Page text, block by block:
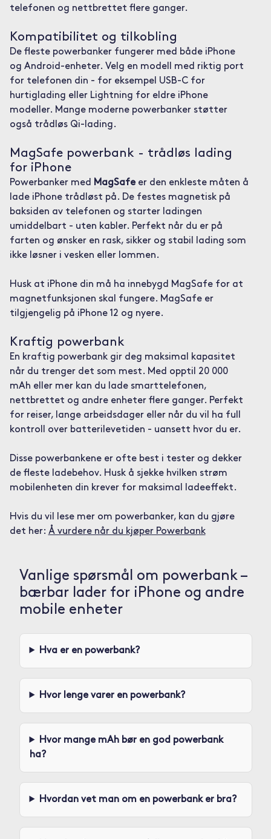
telefonen og nettbrettet flere ganger.
Kompatibilitet og tilkobling
De fleste powerbanker fungerer med både iPhone
og Android-enheter. Velg en modell med riktig port
for telefonen din - for eksempel USB-C for
hurtiglading eller Lightning for eldre iPhone
modeller. Mange moderne powerbanker støtter
også trådløs Qi-lading.
MagSafe powerbank - trådløs lading
for iPhone
Powerbanker med MagSafeer den enkleste måten å
lade iPhone trådløst på. De festes magnetisk på
baksiden av telefonen og starter ladingen
umiddelbart - uten kabler. Perfekt når du er på
farten og ønsker en rask, sikker og stabil lading som
ikke løsner i vesken eller lommen.
Husk at iPhone din må ha innebygd MagSafe for at
magnetfunksjonen skal fungere. MagSafe er
tilgjengelig på iPhone 12 og nyere.
Kraftig powerbank
En kraftig powerbank gir deg maksimal kapasitet
når du trenger det som mest. Med opptil 20 000
mAh eller mer kan du lade smarttelefonen,
nettbrettet og andre enheter flere ganger. Perfekt
for reiser, lange arbeidsdager eller når du vil ha full
kontroll over batterilevetiden - uansett hvor du er.
Disse powerbankene er ofte best i tester og dekker
de fleste ladebehov. Husk å sjekke hvilken strøm
mobilenheten din krever for maksimal ladeeffekt.
Hvis du vil lese mer om powerbanker, kan du gjøre
det her: Å vurdere når du kjøper Powerbank
Vanlige spørsmål om powerbank –
bærbar lader for iPhone og andre
mobile enheter
Hva er en powerbank?
Hvor lenge varer en powerbank?
Hvor mange mAh bør en god powerbank
ha?
Hvordan vet man om en powerbank er bra?